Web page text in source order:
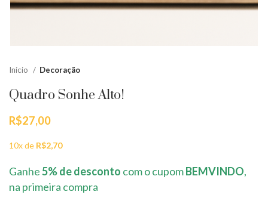
Início Decoração
Quadro Sonhe Alto!
R$27,00
10x de R$2,70
Ganhe5% de desconto com o cupomBEMVINDO,
na primeira compra